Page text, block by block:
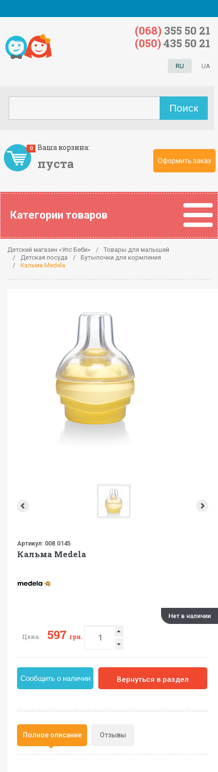
Ваша корзина:
пуста
0
Оформить заказ
RU UA
(068) 355 50 21
(050) 435 50 21
Категории товаров
Детский магазин «Упс Беби»
Товары для малышей
Детская посуда
Бутылочки для кормления
Кальма Medela
Артикул: 008.0145
Кальма Medela
Нет в наличии
Цена: 597 грн.
Сообщить о наличии Вернуться в раздел
Полное описание Отзывы